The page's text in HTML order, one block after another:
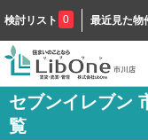
検討リスト 0 最近見た物
セブンイレブン
覧